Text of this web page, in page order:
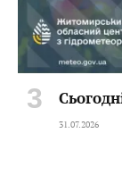
31.07.2026